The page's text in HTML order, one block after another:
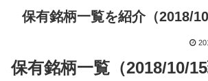
保有銘柄一覧を紹介（2018/
保有銘柄一覧（2018/10/15